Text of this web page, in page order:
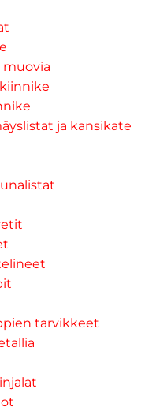
muovia
ja kansikate
tarvikkeet